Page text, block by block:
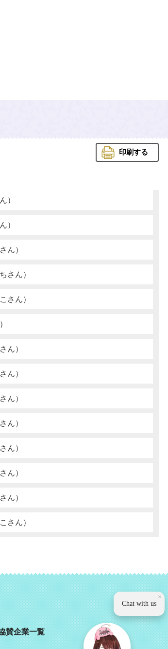
印刷する
）
）
ん）
さん）
さん）
ん）
ん）
ん）
ん）
ん）
ん）
ん）
さん）
観光いば
賛企業一覧
×
Chat with us